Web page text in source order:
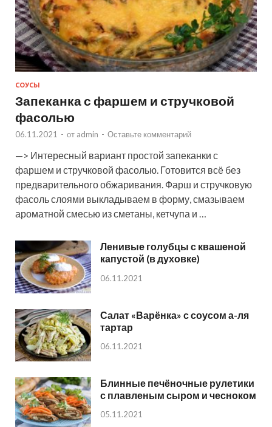
СОУСЫ
Запеканка с фаршем и стручковой
фасолью
06.11.2021 - от admin - Оставьте комментарий
—> Интересный вариант простой запеканки с
фаршем и стручковой фасолью. Готовится всё без
предварительного обжаривания. Фарш и стручковую
фасоль слоями выкладываем в форму, смазываем
ароматной смесью из сметаны, кетчупа и …
Ленивые голубцы с квашеной
капустой (в духовке)
06.11.2021
Салат «Варёнка» с соусом а-ля
тартар
06.11.2021
Блинные печёночные рулетики
с плавленым сыром и чесноком
05.11.2021